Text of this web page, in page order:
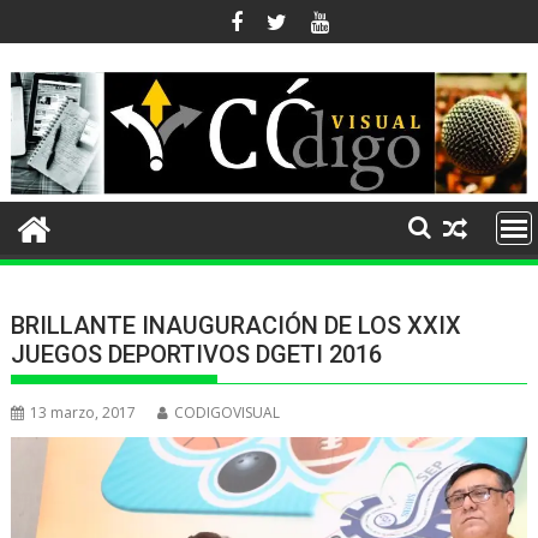
al
contenido
BRILLANTE INAUGURACIÓN DE LOS XXIX
JUEGOS DEPORTIVOS DGETI 2016
13 marzo, 2017 CODIGOVISUAL